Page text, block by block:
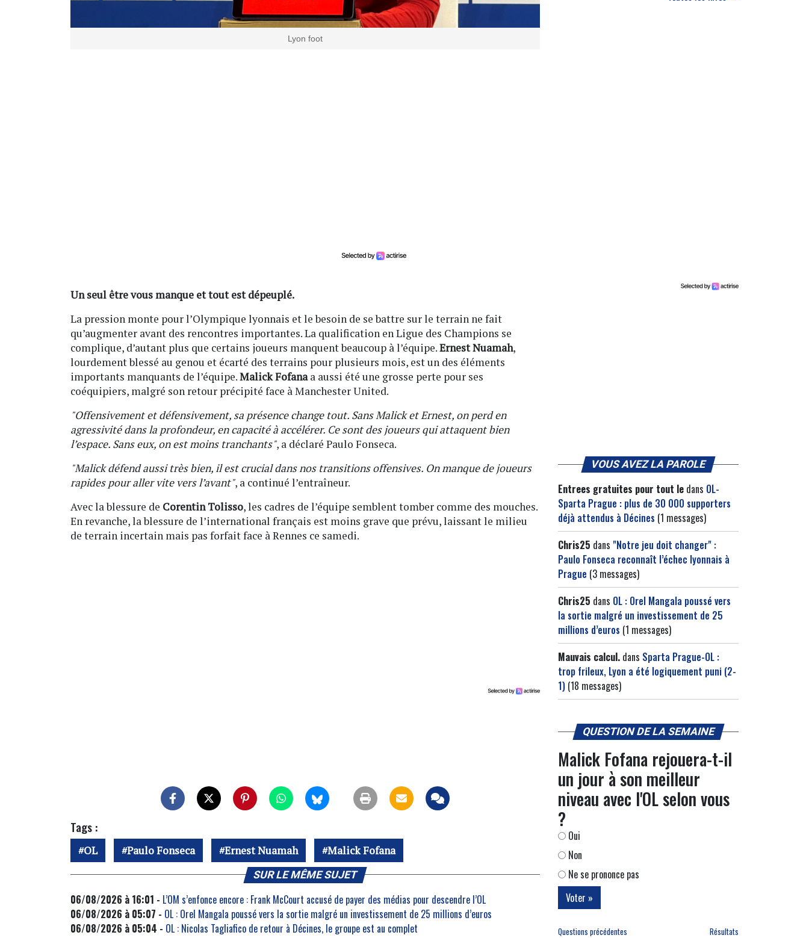
Lyon foot
Un seul être vous manque et tout est dépeuplé.
La pression monte pour l’Olympique lyonnais et le besoin de se battre sur le terrain ne fait
qu’augmenter avant des rencontres importantes. La qualification en Ligue des Champions se
complique, d’autant plus que certains joueurs manquent beaucoup à l’équipe.Ernest Nuamah,
lourdement blessé au genou et écarté des terrains pour plusieurs mois, est un des éléments
importants manquants de l’équipe.Malick Fofanaa aussi été une grosse perte pour ses
coéquipiers, malgré son retour précipité face à Manchester United.
"Offensivement et défensivement, sa présence change tout. Sans Malick et Ernest, on perd en
agressivité dans la profondeur, en capacité à accélérer. Ce sont des joueurs qui attaquent bien
l’espace. Sans eux, on est moins tranchants", a déclaré Paulo Fonseca.
"Malick défend aussi très bien, il est crucial dans nos transitions offensives. On manque de joueurs
rapides pour aller vite vers l’avant", a continué l’entraîneur.
Avec la blessure de Corentin Tolisso, les cadres de l’équipe semblent tomber comme des mouches.
En revanche, la blessure de l’international français est moins grave que prévu, laissant le milieu
de terrain incertain mais pas forfait face à Rennes ce samedi.
Tags :
OL Paulo Fonseca Ernest Nuamah Malick Fofana
SUR LE MÊME SUJET
06/08/2026 à 16:01 - L’OM s’enfonce encore : Frank McCourt accusé de payer des médias pour descendre l’OL
06/08/2026 à 05:07 - OL : Orel Mangala poussé vers la sortie malgré un investissement de 25 millions d’euros
06/08/2026 à 05:04 - OL : Nicolas Tagliafico de retour à Décines, le groupe est au complet
VOUS AVEZ LA PAROLE
Entrees gratuites pour tout le dans OL-
Sparta Prague : plus de 30 000 supporters
déjà attendus à Décines (1 messages)
Chris25 dans "Notre jeu doit changer" :
Paulo Fonseca reconnaît l’échec lyonnais à
Prague (3 messages)
Chris25 dans OL : Orel Mangala poussé vers
la sortie malgré un investissement de 25
millions d’euros (1 messages)
Mauvais calcul. dans Sparta Prague-OL :
trop frileux, Lyon a été logiquement puni (2-
1) (18 messages)
QUESTION DE LA SEMAINE
Malick Fofana rejouera-t-il
un jour à son meilleur
niveau avec l'OL selon vous
?
Oui
Non
Ne se prononce pas
Questions précédentes Résultats